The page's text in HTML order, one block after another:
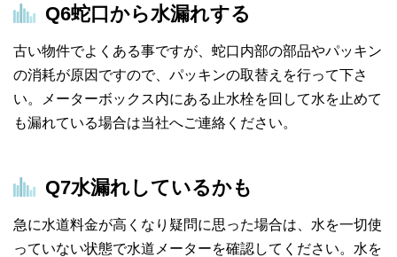
Q6蛇口から水漏れする
古い物件でよくある事ですが、蛇口内部の部品やパッキン
の消耗が原因ですので、パッキンの取替えを行って下さ
い。メーターボックス内にある止水栓を回して水を止めて
も漏れている場合は当社へご連絡ください。
Q7水漏れしているかも
急に水道料金が高くなり疑問に思った場合は、水を一切使
っていない状態で水道メーターを確認してください。水を